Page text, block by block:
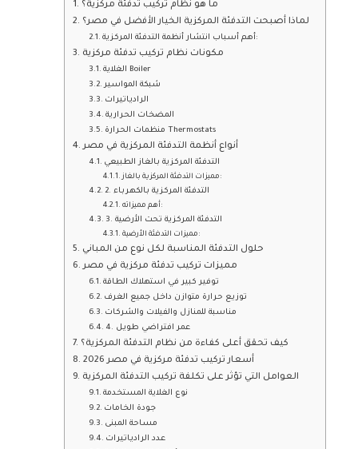
ما هو نظام تركيب تدفئة مركزية؟
لماذا أصبحت التدفئة المركزية الخيار الأفضل في مصر؟
أهم أسباب انتشار أنظمة التدفئة المركزية:
مكونات نظام تركيب تدفئة مركزية
الغلاية Boiler
شبكة المواسير
الرادياتيرات
المضخات الحرارية
منظمات الحرارة Thermostats
أنواع أنظمة التدفئة المركزية في مصر
التدفئة المركزية بالغاز الطبيعي
مميزات التدفئة المركزية بالغاز:
2. التدفئة المركزية بالكهرباء
أهم مميزاته:
3. التدفئة المركزية تحت الأرضية
مميزات التدفئة الأرضية:
حلول التدفئة المناسبة لكل نوع من المباني
مميزات تركيب تدفئة مركزية في مصر
توفير كبير في استهلاك الطاقة
توزيع حرارة متوازن داخل جميع الغرف
مناسبة للمنازل والفيلات والشركات
4. عمر افتراضي طويل
كيف تحقق أعلى كفاءة من نظام التدفئة المركزية؟
أسعار تركيب تدفئة مركزية في مصر 2026
العوامل التي تؤثر على تكلفة تركيب التدفئة المركزية
نوع الغلاية المستخدمة
جودة الخامات
مساحة المبنى
عدد الرادياتيرات